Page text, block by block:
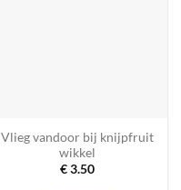
Vlieg vandoor bij knijpfruit
wikkel
€3.50